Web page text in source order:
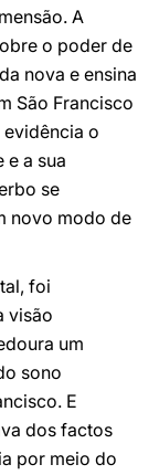
A
o poder de
nova e ensina
São Francisco
o
e a sua
se
novo modo de
foi
visão
um
sono
E
dos factos
por meio do